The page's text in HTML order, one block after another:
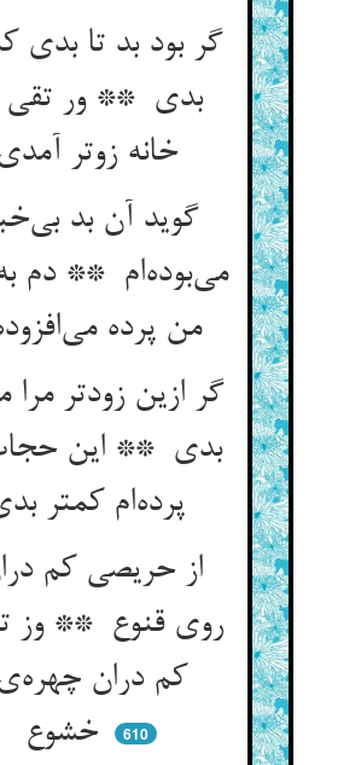
گر بود بد تا بدی
بدی ** ور تقی
خانه زوتر آمدی
گوید آن بد
می‌بوده‌ام ** دم
من پرده می‌افزوده‌ام
گر ازین زودتر مرا
بدی ** این
از حریصی کم
روی قنوع ** وز
کم دران
خشوع
610